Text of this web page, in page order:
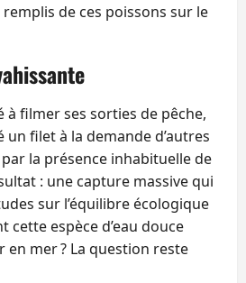
de ces poissons sur le
à filmer ses sorties de pêche,
un filet à la demande d’autres
la présence inhabituelle de
: une capture massive qui
sur l’équilibre écologique
cette espèce d’eau douce
en mer ? La question reste